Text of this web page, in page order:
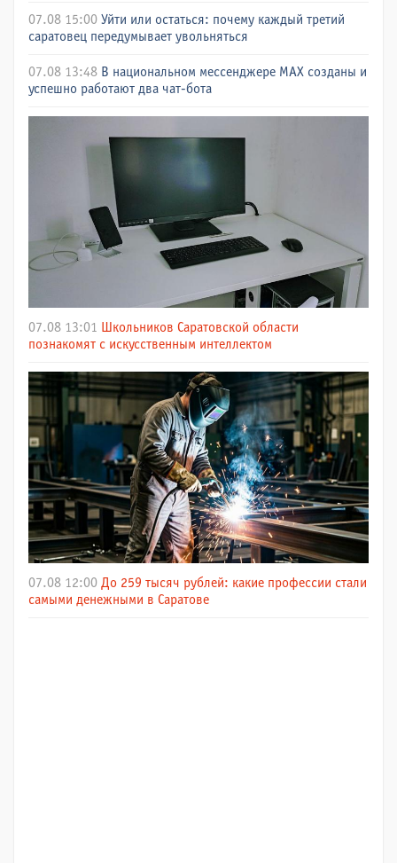
07.08 15:00 Уйти или остаться: почему каждый третий
саратовец передумывает увольняться
07.08 13:48 В национальном мессенджере МАХ созданы и
успешно работают два чат-бота
07.08 13:01 Школьников Саратовской области
познакомят с искусственным интеллектом
07.08 12:00 До 259 тысяч рублей: какие профессии стали
самыми денежными в Саратове